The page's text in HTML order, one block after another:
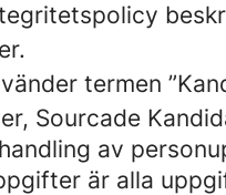
termen
Sourcade
av
är alla